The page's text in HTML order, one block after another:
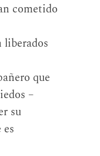
cometido
que
–
su